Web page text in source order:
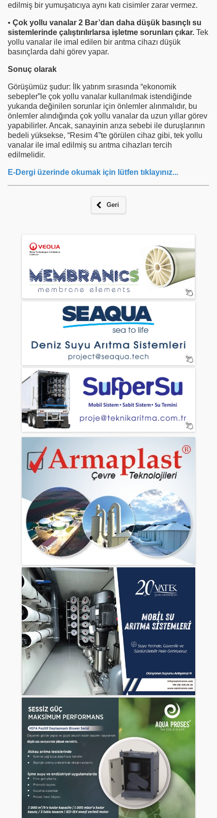
edilmiş bir yumuşatıcıya aynı katı cisimler zarar vermez.
• Çok yollu vanalar 2 Bar’dan daha düşük basınçlı su
sistemlerinde çalıştırılırlarsa işletme sorunları çıkar. Tek
yollu vanalar ile imal edilen bir arıtma cihazı düşük
basınçlarda dahi görev yapar.
Sonuç olarak
Görüşümüz şudur: İlk yatırım sırasında “ekonomik
sebepler”le çok yollu vanalar kullanılmak istendiğinde
yukarıda değinilen sorunlar için önlemler alınmalıdır, bu
önlemler alındığında çok yollu vanalar da uzun yıllar görev
yapabilirler. Ancak, sanayinin arıza sebebi ile duruşlarının
bedeli yüksekse, “Resim 4”te görülen cihaz gibi, tek yollu
vanalar ile imal edilmiş su arıtma cihazları tercih
edilmelidir.
E-Dergi üzerinde okumak için lütfen tıklayınız...
Geri